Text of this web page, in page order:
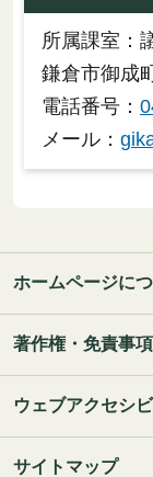
所属課室
鎌倉市御成
電話番号：
メール：
ホームページに
著作権・免責事項
ウェブアクセシ
サイトマップ